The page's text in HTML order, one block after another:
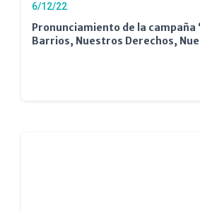
6/12/22
Pronunciamiento de la campaña
Barrios, Nuestros Derechos,